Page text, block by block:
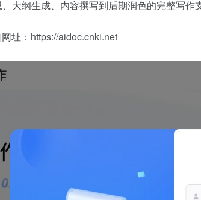
大纲生成、内容撰写到后期润色的完整写作
址：https://aidoc.cnki.net